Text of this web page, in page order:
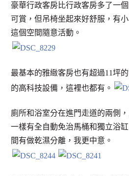
豪華行政客房比行政客房多了一
可賞，但吊椅坐起來好舒服，有
這個空間隨意活動。
最基本的雅緻客房也有超過11坪
的高科技設備，這裡也都有。
廁所和浴室分在進門走道的兩側
一樣有全自動免治馬桶和獨立浴
間有做乾濕分離，我更中意。